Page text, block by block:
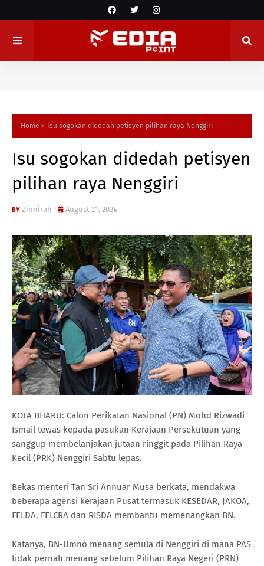
Home Isu sogokan didedah petisyen pilihan raya Nenggiri
Isu sogokan didedah petisyen
pilihan raya Nenggiri
Zinnirah August 21, 2024
KOTA BHARU: Calon Perikatan Nasional (PN) Mohd Rizwadi
Ismail tewas kepada pasukan Kerajaan Persekutuan yang
sanggup membelanjakan jutaan ringgit pada Pilihan Raya
Kecil (PRK) Nenggiri Sabtu lepas.
Bekas menteri Tan Sri Annuar Musa berkata, mendakwa
beberapa agensi kerajaan Pusat termasuk KESEDAR, JAKOA,
FELDA, FELCRA dan RISDA membantu memenangkan BN.
Katanya, BN-Umno menang semula di Nenggiri di mana PAS
tidak pernah menang sebelum Pilihan Raya Negeri (PRN)